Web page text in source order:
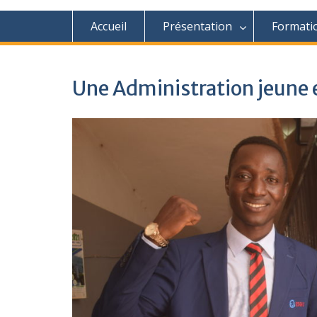
Accueil Présentation
Une Administration jeune